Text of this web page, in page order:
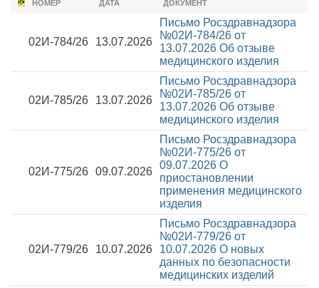
НОМЕР ДАТА ДОКУМЕНТ
02И-784/26 13.07.2026
Письмо Росздравнадзора
№02И-784/26 от
13.07.2026 Об отзыве
медицинского изделия
02И-785/26 13.07.2026
Письмо Росздравнадзора
№02И-785/26 от
13.07.2026 Об отзыве
медицинского изделия
02И-775/26 09.07.2026
Письмо Росздравнадзора
№02И-775/26 от
09.07.2026 О
приостановлении
применения медицинского
изделия
02И-779/26 10.07.2026
Письмо Росздравнадзора
№02И-779/26 от
10.07.2026 О новых
данных по безопасности
медицинских изделий